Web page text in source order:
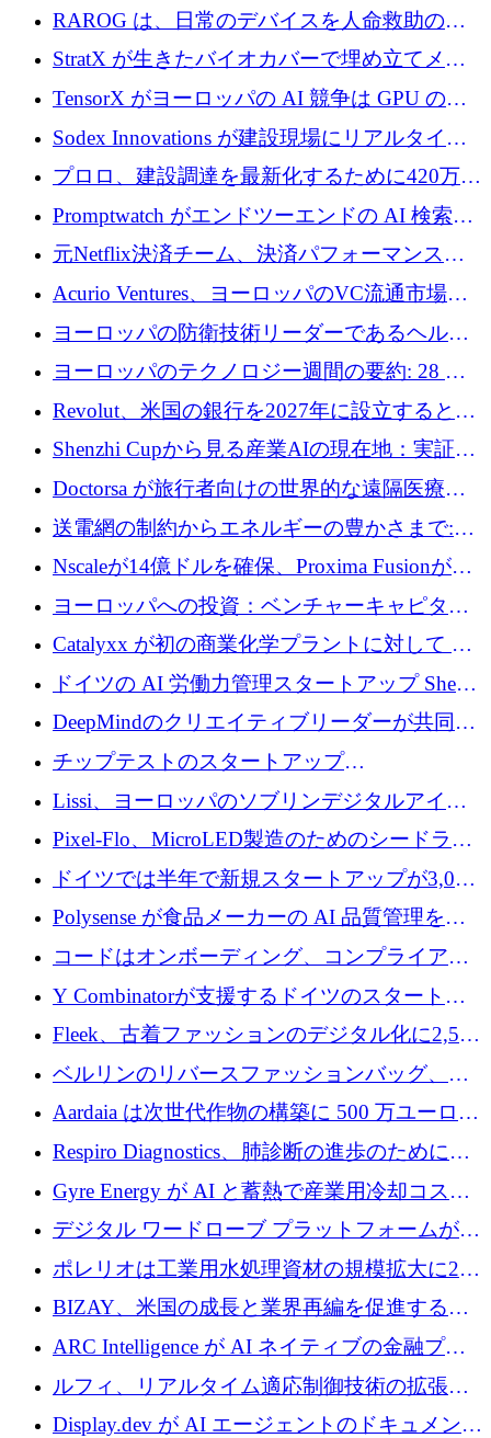
尿モニタリングを自動化するための MDR 認
証を獲得
RAROG は、日常のデバイスを人命救助の救
助ビーコンに変えるために 16 万 2,000 ユーロ
StratX が生きたバイオカバーで埋め立てメタ
ン対策に 119 万ドルを調達
TensorX がヨーロッパの AI 競争は GPU の所
有者によって決まると考える理由
Sodex Innovations が建設現場にリアルタイム
のインテリジェンスをもたらすために 400 万
ユーロを確保
プロロ、建設調達を最新化するために420万ポ
ンドを調達
Promptwatch がエンドツーエンドの AI 検索最
適化プラットフォームを拡張するために 600
万ユーロを調達
元Netflix決済チーム、決済パフォーマンスプ
ラットフォームNopanのためにこれまでに720
万ユーロを調達
Acurio Ventures、ヨーロッパのVC流通市場の
流動性を解放するために1億1,500万ユーロの
ファンドを立ち上げる
ヨーロッパの防衛技術リーダーであるヘルシ
ングは、180億ドルの評価額で18億ドルのシリ
ヨーロッパのテクノロジー週間の要約: 28 億
ユーロを超える 70 以上のテクノロジー資金調
Revolut、米国の銀行を2027年に設立すると米
国の社長が語る
Shenzhi Cupから見る産業AIの現在地：実証と
産業実装への道筋
Doctorsa が旅行者向けの世界的な遠隔医療プ
ラットフォームを拡大するために 100 万ユー
ロを調達
送電網の制約からエネルギーの豊かさまで:
Envision の Gobi X がヨーロッパの AI の未来
にどのように貢献できるか
Nscaleが14億ドルを確保、Proxima Fusionが4
億1,100万ユーロを獲得、Invest EuropeはVCの
ヨーロッパへの投資：ベンチャーキャピタル
が過去2番目に高い水準に到達
Catalyxx が初の商業化学プラントに対して EU
から 2,000 万ユーロ以上の支援を獲得
ドイツの AI 労働力管理スタートアップ Sherpa
がプレシードで 220 万ドルを調達
DeepMindのクリエイティブリーダーが共同設
立したAIライティングのスタートアップが
1,300万ドルのシード投資を調達
チップテストのスタートアップ
QuantumDiamondsが株式資金で1,500万ユーロ
を調達
Lissi、ヨーロッパのソブリンデジタルアイデ
ンティティの未来を推進するために350万ユー
ロを調達
Pixel-Flo、MicroLED製造のためのシードラウ
ンドで525万ポンドを獲得
ドイツでは半年で新規スタートアップが3,000
社という記録を目の当たりにし、涙を流すハ
ンブルク
Polysense が食品メーカーの AI 品質管理を拡
張するために 1,070 万ドルを調達
コードはオンボーディング、コンプライアン
ス、支払いを統合するために 640 万ポンドを
Y Combinatorが支援するドイツのスタートア
ップFintoが340万ドルを調達、シリコンバレ
ーではなくミュンヘンを選んだと語る
Fleek、古着ファッションのデジタル化に2,500
万ドルを確保
ベルリンのリバースファッションバッグ、繊
維仕分け規模拡大に7桁の資金調達
Aardaia は次世代作物の構築に 500 万ユーロを
寄付
Respiro Diagnostics、肺診断の進歩のために
100 万ポンドを確保
Gyre Energy が AI と蓄熱で産業用冷却コスト
を削減するために 130 万ドルを調達
デジタル ワードローブ プラットフォームが
1,000 万人のユーザーに到達し、Whering が
700 万ドルを獲得
ポレリオは工業用水処理資材の規模拡大に240
万ユーロを確保
BIZAY、米国の成長と業界再編を促進するた
めに5,500万ドルを確保
ARC Intelligence が AI ネイティブの金融プラ
ットフォームを拡大するために 400 万ユーロ
ルフィ、リアルタイム適応制御技術の拡張に
810万ポンドを確保
Display.dev が AI エージェントのドキュメント